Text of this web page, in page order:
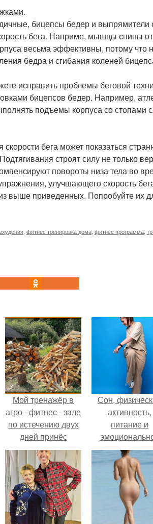
бицепсы бедер и выпрямители
бега. Наприме, мышцы спины
весьма эффективны, потому что
бедра и сгибания коленей
исправить проблемы беговой
бицепсов бедер. Например,
подъемы корпуса со стопами
бега может показаться
строят силу не только
повороты низа тела во
улучшающего скорость
выше приведенных. Попробуйте их
фитнес тренировка дома фитнес программа
Мой тренажёр в
агро - фитнес - зале
по истечению двух
дней принёс
ощутимый
результат.
Сон,
активность,
питание и
состояние!